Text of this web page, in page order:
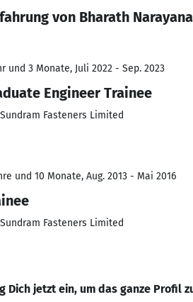
von Bharath
und 3 Monate, Juli 2022 - Sep. 2023
Engineer Trainee
Sundram Fasteners Limited
und 10 Monate, Aug. 2013 - Mai 2016
Sundram Fasteners Limited
Dich jetzt ein, um das ganze Profil